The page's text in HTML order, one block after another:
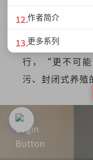
定案，徘徊于
间。如今谕令
行，“更不可能
污、封闭式养
作者简介
更多系列